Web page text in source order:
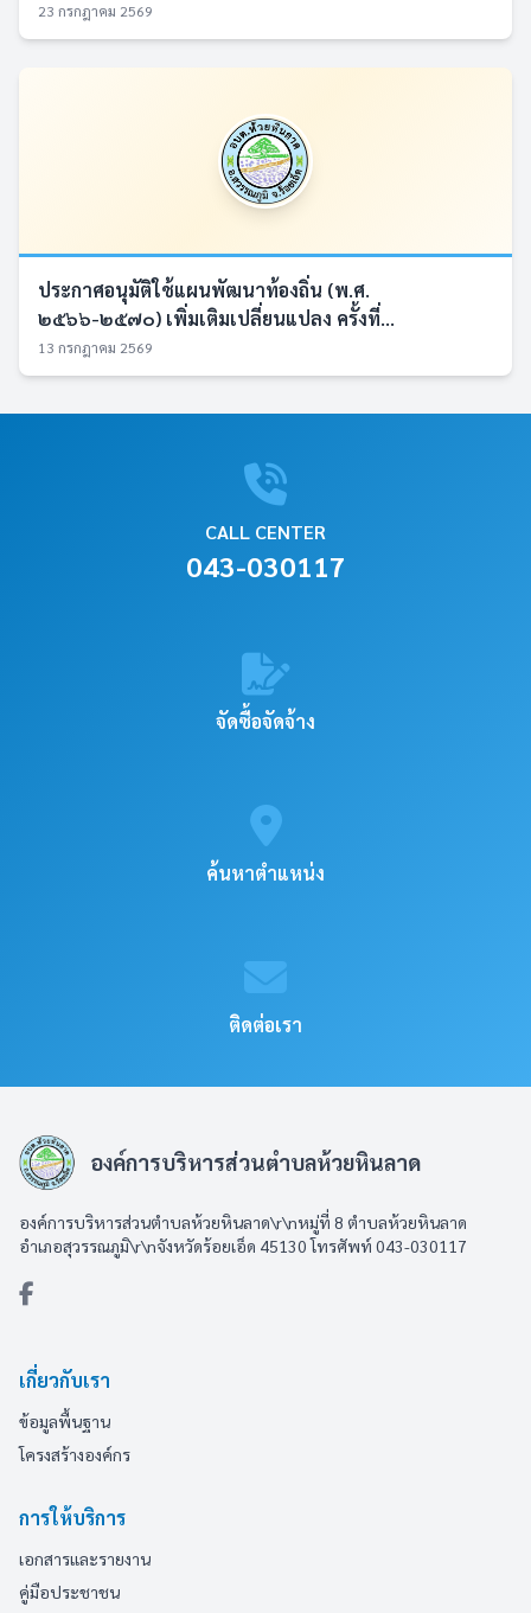
23 กรกฎาคม 2569
ประกาศอนุมัติใช้แผนพัฒนาท้องถิ่น (พ.ศ.
๒๕๖๖-๒๕๗๐) เพิ่มเติมเปลี่ยนแปลง ครั้งที่...
13 กรกฎาคม 2569
CALL CENTER
043-030117
จัดซื้อจัดจ้าง
ค้นหาตำแหน่ง
ติดต่อเรา
องค์การบริหารส่วนตำบลห้วยหินลาด
องค์การบริหารส่วนตำบลห้วยหินลาด\r\nหมู่ที่ 8 ตำบลห้วยหินลาด
อำเภอสุวรรณภูมิ\r\nจังหวัดร้อยเอ็ด 45130 โทรศัพท์ 043-030117
เกี่ยวกับเรา
ข้อมูลพื้นฐาน
โครงสร้างองค์กร
การให้บริการ
เอกสารและรายงาน
คู่มือประชาชน